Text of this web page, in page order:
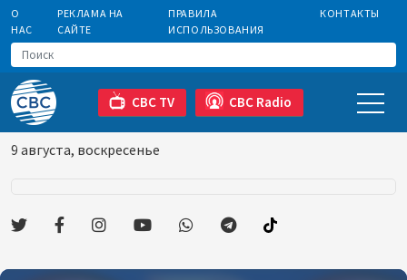
О
НАС
РЕКЛАМА НА
САЙТЕ
ПРАВИЛА
ИСПОЛЬЗОВАНИЯ
КОНТАКТЫ
CBC TV CBC Radio
9 августа, воскресенье